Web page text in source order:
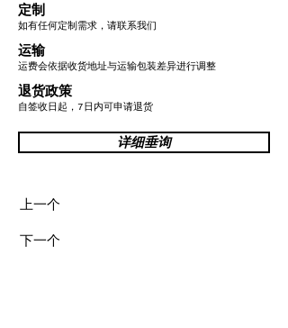
定制
如有任何定制需求，请联系我们
运输
运费会依据收货地址与运输包装差异进行调整
退货政策
自签收日起，7日内可申请退货
详细垂询
上一个
下一个